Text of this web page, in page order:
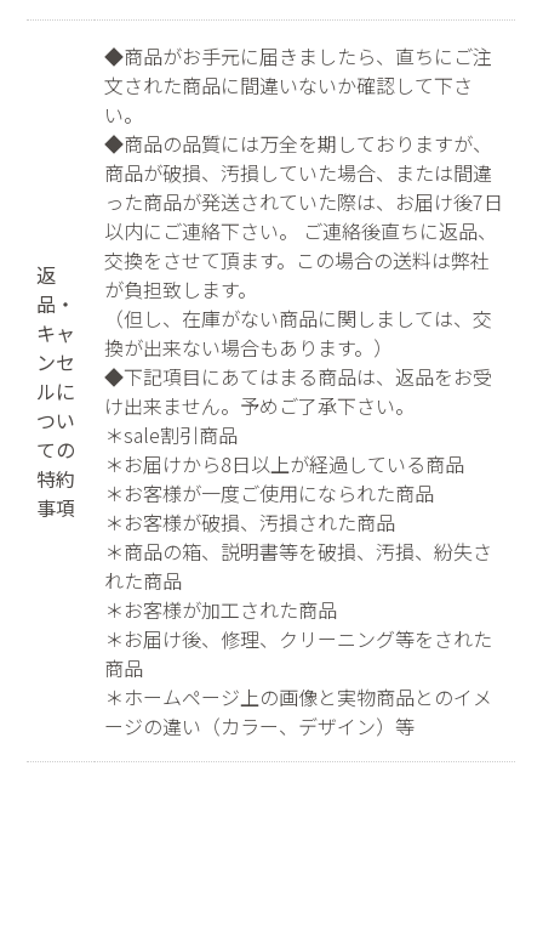
返
品・
キャ
ンセ
ルに
つい
ての
特約
事項
◆商品がお手元に届きましたら、直ちにご注
文された商品に間違いないか確認して下さ
い。
◆商品の品質には万全を期しておりますが、
商品が破損、汚損していた場合、または間違
った商品が発送されていた際は、お届け後7日
以内にご連絡下さい。 ご連絡後直ちに返品、
交換をさせて頂ます。この場合の送料は弊社
が負担致します。
（但し、在庫がない商品に関しましては、交
換が出来ない場合もあります。）
◆下記項目にあてはまる商品は、返品をお受
け出来ません。予めご了承下さい。
＊sale割引商品
＊お届けから8日以上が経過している商品
＊お客様が一度ご使用になられた商品
＊お客様が破損、汚損された商品
＊商品の箱、説明書等を破損、汚損、紛失さ
れた商品
＊お客様が加工された商品
＊お届け後、修理、クリーニング等をされた
商品
＊ホームページ上の画像と実物商品とのイメ
ージの違い（カラー、デザイン）等